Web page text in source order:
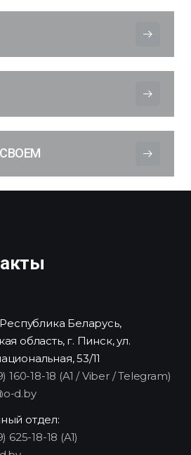
СВОЕМ
Беларусь,
область, г. Пинск, ул.
53/11
160-18-18 (A1 / Viber / Telegram)
d.by
отдел:
625-18-18 (A1)